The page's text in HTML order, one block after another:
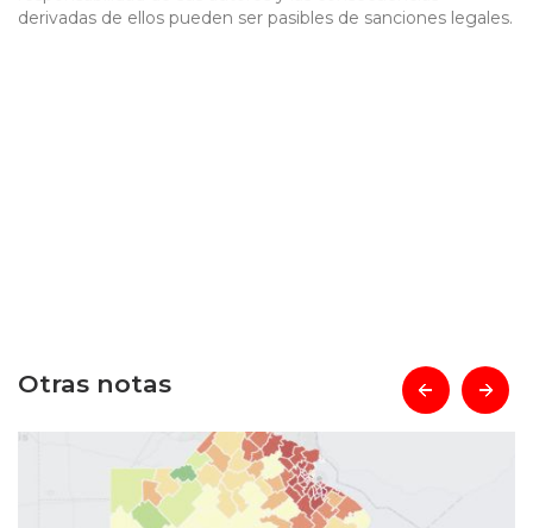
derivadas de ellos pueden ser pasibles de sanciones legales.
Otras notas prev next